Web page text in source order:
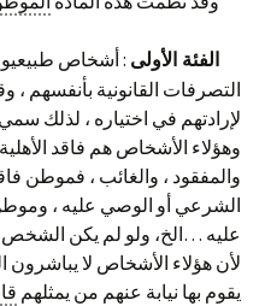
الفئة الأولى : أشخاص
التصرفات القانونية بأنفسهم
لإرادتهم في اختياره ، لذلك
وهؤلاء الأشخاص هم فاقد
والمفقود ، والغائب ، فموطن
الشرعي أو الوصي عليه ،
عليه …الخ، ولو لم يكن الشخص
لأن هؤلاء الأشخاص لا يباشرون
يقوم بها نيابة عنهم من يمثلهم